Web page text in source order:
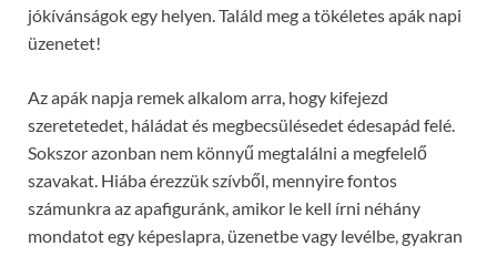
jókívánságok egy helyen. Találd meg a tökéletes apák napi
üzenetet!
Az apák napja remek alkalom arra, hogy kifejezd
szeretetedet, háládat és megbecsülésedet édesapád felé.
Sokszor azonban nem könnyű megtalálni a megfelelő
szavakat. Hiába érezzük szívből, mennyire fontos
számunkra az apafiguránk, amikor le kell írni néhány
mondatot egy képeslapra, üzenetbe vagy levélbe, gyakran